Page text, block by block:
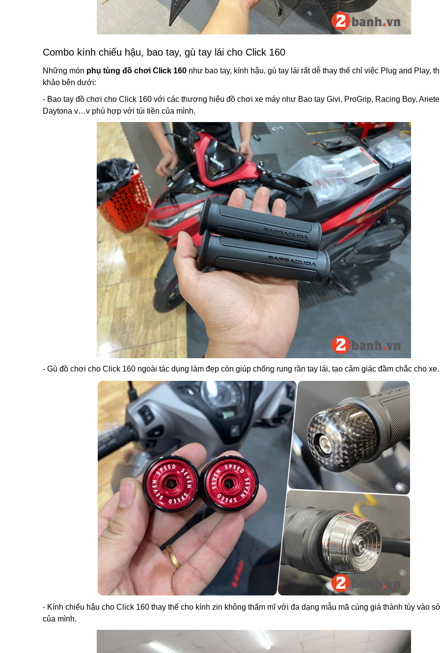
Combo kính chiếu hậu, bao tay, gù tay lái cho Click 160
Những món phụ tùng đồ chơi Click 160 như bao tay, kính hậu, gù tay lái rất dễ thay thế chỉ việc Plug and Play,
khảo bên dưới:
- Bao tay đồ chơi cho Click 160 với các thương hiệu đồ chơi xe máy như Bao tay Givi, ProGrip, Racing Boy,
Daytona v…v phù hợp với túi tiền của mình.
- Gù đồ chơi cho Click 160 ngoài tác dụng làm đẹp còn giúp chống rung rần tay lái, tạo cảm giác đầm chắc cho xe.
- Kính chiếu hậu cho Click 160 thay thế cho kính zin không thẩm mĩ với đa dạng mẫu mã cùng giá thành tùy vào
của mình.